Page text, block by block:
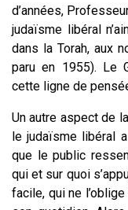
d’années,
judaïsme libéral
dans la Torah, aux
paru en 1955). Le
cette ligne de
Un autre aspect de
le judaïsme libéral
que le public
qui et sur quoi
facile, qui ne